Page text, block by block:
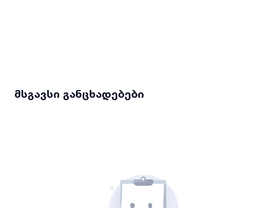
მსგავსი განცხადებები